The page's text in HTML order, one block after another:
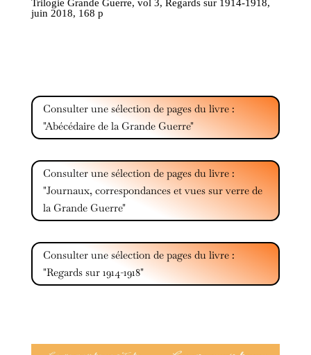
Trilogie Grande Guerre, vol 3, Regards sur 1914-1918,
juin 2018, 168 p
Consulter une sélection de pages du livre :
"Abécédaire de la Grande Guerre"
Consulter une sélection de pages du livre :
"Journaux, correspondances et vues sur verre de
la Grande Guerre"
Consulter une sélection de pages du livre :
"Regards sur 1914-1918"